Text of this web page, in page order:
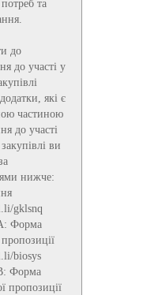
та
до
до участі у
які є
частиною
до участі
ви
нижче:
gklsnq
Форма
biosys
Форма
пропозиції